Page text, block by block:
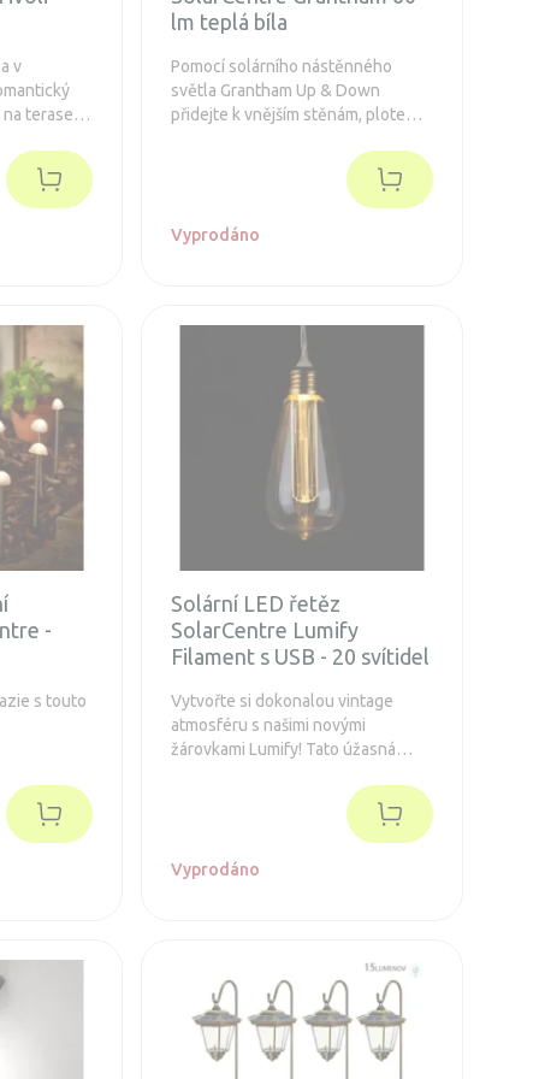
v
terase. S
lm teplá bíla
Pomocí solárního nástěnného
světla Grantham Up & Down
přidejte k vnějším stěnám, plotem,
Vyprodáno
-
s touto
Solární LED řetěz
SolarCentre Lumify
Filament s USB - 20 svítidel
Vytvořte si dokonalou vintage
atmosféru s našimi novými
žárovkami Lumify! Tato úžasná
gravírovaným akrylovým
reflektorem, který vytváří
mimořádně autentický efekt
vláknové žárovky.
Vyprodáno